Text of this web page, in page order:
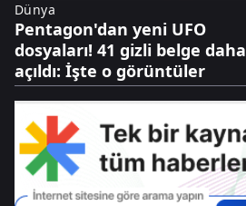
Dünya
Pentagon'dan yeni UFO
dosyaları! 41 gizli belge daha
açıldı: İşte o görüntüler